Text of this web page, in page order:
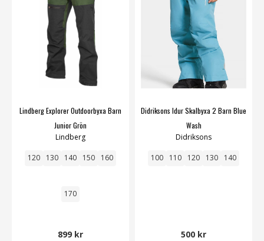
Lindberg Explorer Outdoorbyxa Barn
Junior Grön
Lindberg
120 130 140 150 160
170
899 kr
Didriksons Idur Skalbyxa 2 Barn Blue
Wash
Didriksons
100 110 120 130 140
500 kr